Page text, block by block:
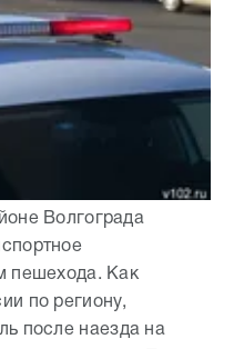
Волгограда
пешехода. Как
по региону,
после наезда на